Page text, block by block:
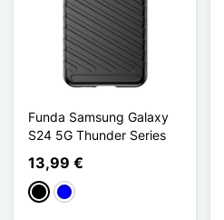
Funda Samsung Galaxy
S24 5G Thunder Series
13,99 €
NegroAzul